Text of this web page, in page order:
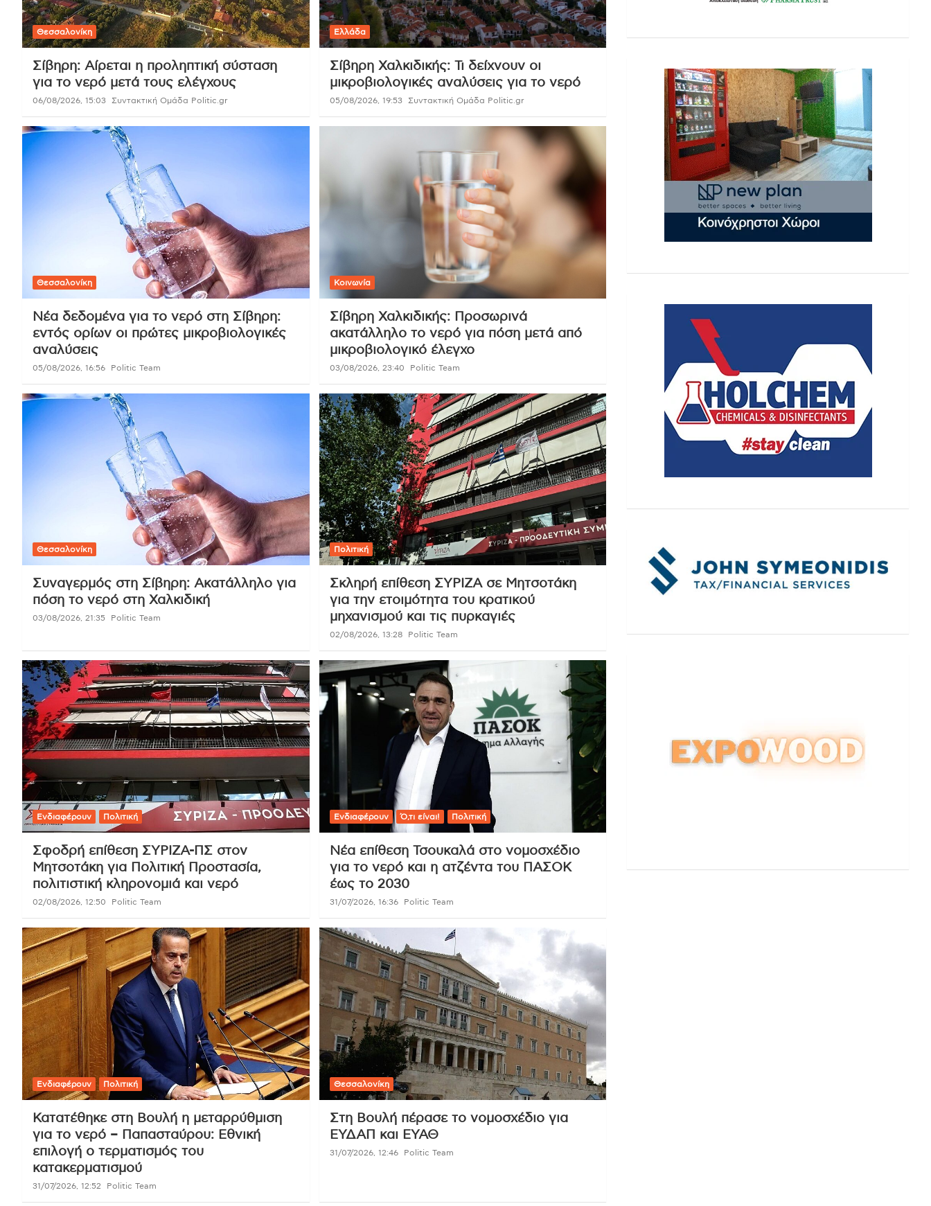
Θεσσαλονίκη
Σίβηρη: Αίρεται η προληπτική σύσταση
για το νερό μετά τους ελέγχους
06/08/2026, 15:03 Συντακτική Ομάδα Politic.gr
Ελλάδα
Σίβηρη Χαλκιδικής: Τι δείχνουν οι
μικροβιολογικές αναλύσεις για το νερό
05/08/2026, 19:53 Συντακτική Ομάδα Politic.gr
Θεσσαλονίκη
Νέα δεδομένα για το νερό στη Σίβηρη:
εντός ορίων οι πρώτες μικροβιολογικές
αναλύσεις
05/08/2026, 16:56 Politic Team
Κοινωνία
Σίβηρη Χαλκιδικής: Προσωρινά
ακατάλληλο το νερό για πόση μετά από
μικροβιολογικό έλεγχο
03/08/2026, 23:40 Politic Team
Θεσσαλονίκη
Συναγερμός στη Σίβηρη: Ακατάλληλο για
πόση το νερό στη Χαλκιδική
03/08/2026, 21:35 Politic Team
Πολιτική
Σκληρή επίθεση ΣΥΡΙΖΑ σε Μητσοτάκη
για την ετοιμότητα του κρατικού
μηχανισμού και τις πυρκαγιές
02/08/2026, 13:28 Politic Team
Ενδιαφέρουν Πολιτική
Σφοδρή επίθεση ΣΥΡΙΖΑ-ΠΣ στον
Μητσοτάκη για Πολιτική Προστασία,
πολιτιστική κληρονομιά και νερό
02/08/2026, 12:50 Politic Team
Ενδιαφέρουν Ό,τι είναι! Πολιτική
Νέα επίθεση Τσουκαλά στο νομοσχέδιο
για το νερό και η ατζέντα του ΠΑΣΟΚ
έως το 2030
31/07/2026, 16:36 Politic Team
Ενδιαφέρουν Πολιτική
Κατατέθηκε στη Βουλή η μεταρρύθμιση
για το νερό – Παπασταύρου: Εθνική
επιλογή ο τερματισμός του
κατακερματισμού
31/07/2026, 12:52 Politic Team
Θεσσαλονίκη
Στη Βουλή πέρασε το νομοσχέδιο για
ΕΥΔΑΠ και ΕΥΑΘ
31/07/2026, 12:46 Politic Team